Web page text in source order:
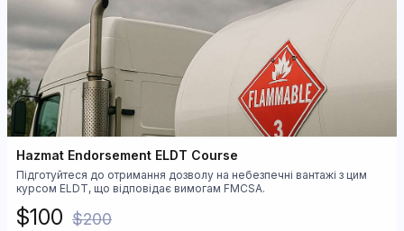
Hazmat Endorsement ELDT Course
Підготуйтеся до отримання дозволу на небезпечні вантажі з цим
курсом ELDT, що відповідає вимогам FMCSA.
$100 $200